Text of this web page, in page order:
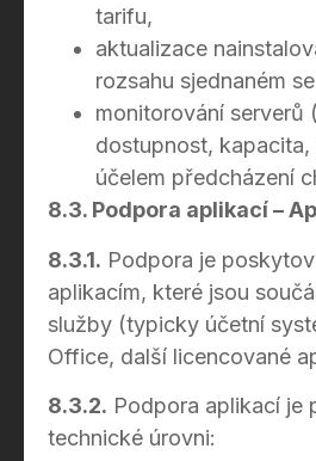
tarifu,
aktualizace
rozsahu sjednaném
monitorování serverů
dostupnost,
účelem předcházení
8.3. Podpora aplikací –
8.3.1. Podpora je
aplikacím, které jsou
služby (typicky účetní
Office, další licencované
8.3.2. Podpora aplikací je
technické úrovni: